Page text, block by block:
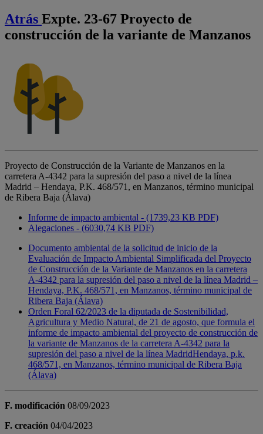
Atrás Expte. 23-67 Proyecto de
construcción de la variante de Manzanos
Proyecto de Construcción de la Variante de Manzanos en la
carretera A-4342 para la supresión del paso a nivel de la línea
Madrid – Hendaya, P.K. 468/571, en Manzanos, término municipal
de Ribera Baja (Álava)
Informe de impacto ambiental - (1739,23 KB PDF)
Alegaciones - (6030,74 KB PDF)
Documento ambiental de la solicitud de inicio de la
Evaluación de Impacto Ambiental Simplificada del Proyecto
de Construcción de la Variante de Manzanos en la carretera
A-4342 para la supresión del paso a nivel de la línea Madrid –
Hendaya, P.K. 468/571, en Manzanos, término municipal de
Ribera Baja (Álava)
Orden Foral 62/2023 de la diputada de Sostenibilidad,
Agricultura y Medio Natural, de 21 de agosto, que formula el
informe de impacto ambiental del proyecto de construcción de
la variante de Manzanos de la carretera A-4342 para la
supresión del paso a nivel de la línea MadridHendaya, p.k.
468/571, en Manzanos, término municipal de Ribera Baja
(Álava)
F. modificación 08/09/2023
F. creación 04/04/2023